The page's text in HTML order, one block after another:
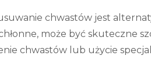
chwastów jest
może być skuteczne
chwastów lub użycie